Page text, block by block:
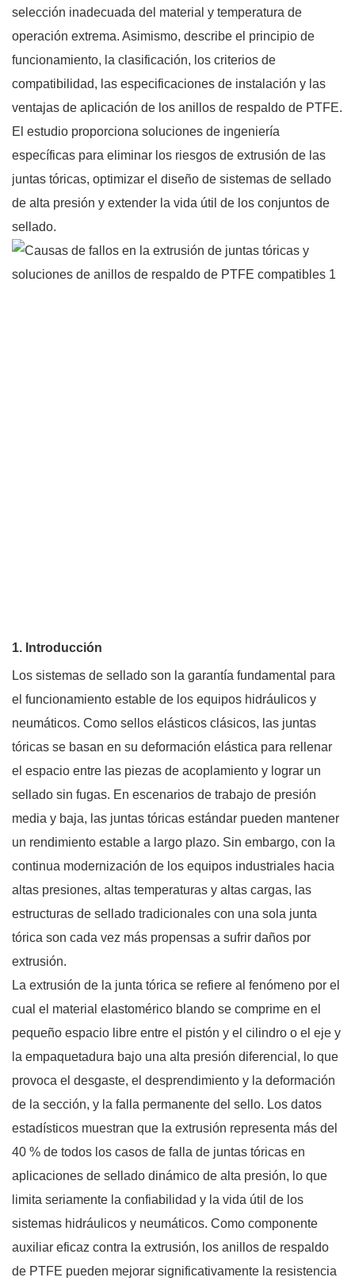
selección inadecuada del material y temperatura de
operación extrema. Asimismo, describe el principio de
funcionamiento, la clasificación, los criterios de
compatibilidad, las especificaciones de instalación y las
ventajas de aplicación de los anillos de respaldo de PTFE.
El estudio proporciona soluciones de ingeniería
específicas para eliminar los riesgos de extrusión de las
juntas tóricas, optimizar el diseño de sistemas de sellado
de alta presión y extender la vida útil de los conjuntos de
sellado.
1. Introducción
Los sistemas de sellado son la garantía fundamental para
el funcionamiento estable de los equipos hidráulicos y
neumáticos. Como sellos elásticos clásicos, las juntas
tóricas se basan en su deformación elástica para rellenar
el espacio entre las piezas de acoplamiento y lograr un
sellado sin fugas. En escenarios de trabajo de presión
media y baja, las juntas tóricas estándar pueden mantener
un rendimiento estable a largo plazo. Sin embargo, con la
continua modernización de los equipos industriales hacia
altas presiones, altas temperaturas y altas cargas, las
estructuras de sellado tradicionales con una sola junta
tórica son cada vez más propensas a sufrir daños por
extrusión.
La extrusión de la junta tórica se refiere al fenómeno por el
cual el material elastomérico blando se comprime en el
pequeño espacio libre entre el pistón y el cilindro o el eje y
la empaquetadura bajo una alta presión diferencial, lo que
provoca el desgaste, el desprendimiento y la deformación
de la sección, y la falla permanente del sello. Los datos
estadísticos muestran que la extrusión representa más del
40 % de todos los casos de falla de juntas tóricas en
aplicaciones de sellado dinámico de alta presión, lo que
limita seriamente la confiabilidad y la vida útil de los
sistemas hidráulicos y neumáticos. Como componente
auxiliar eficaz contra la extrusión, los anillos de respaldo
de PTFE pueden mejorar significativamente la resistencia